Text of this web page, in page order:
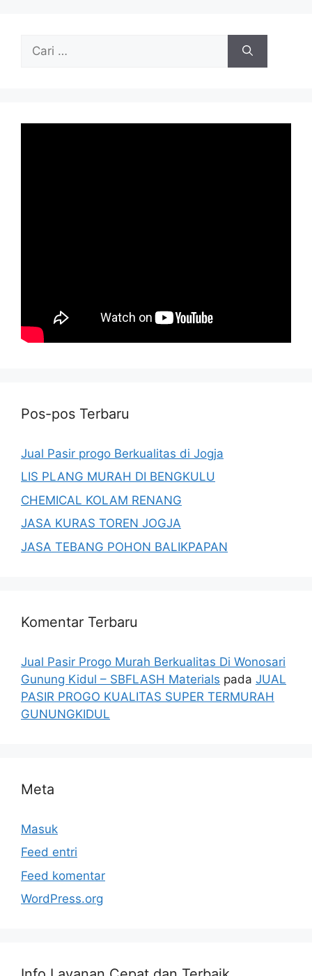
untuk:
Pos-pos Terbaru
Jual Pasir progo Berkualitas di Jogja
LIS PLANG MURAH DI BENGKULU
CHEMICAL KOLAM RENANG
JASA KURAS TOREN JOGJA
JASA TEBANG POHON BALIKPAPAN
Komentar Terbaru
Jual Pasir Progo Murah Berkualitas Di Wonosari
Gunung Kidul – SBFLASH Materials pada JUAL
PASIR PROGO KUALITAS SUPER TERMURAH
GUNUNGKIDUL
Meta
Masuk
Feed entri
Feed komentar
WordPress.org